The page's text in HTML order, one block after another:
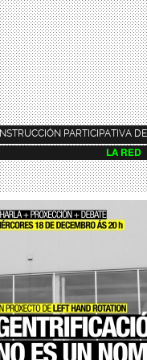
Pasar al
contenido
principal
PARTICIPATIVA
LA RED